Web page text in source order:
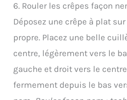
6. Rouler les crêpes façon
Déposez une crêpe à plat
propre. Placez une belle
centre, légèrement vers le
gauche et droit vers le
fermement depuis le bas